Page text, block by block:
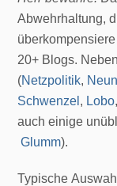
Abwehrhaltung,
20+ Blogs.
(Netzpolitik,
Schwenzel , Lobo,
auch einige
Glumm).
Typische